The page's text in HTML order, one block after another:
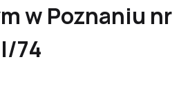
w Poznaniu nr
74